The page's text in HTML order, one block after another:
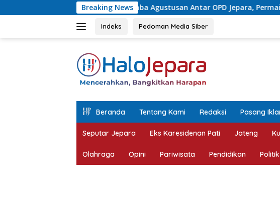
ke
Breaking News
Juara Lomba Agustusan Antar OPD Jepara, Permainan Tradisional Jadi
Indeks Pedoman Media Siber
Beranda Tentang Kami Redaksi Pasang
Seputar Jepara Eks Karesidenan Pati Jateng
Olahraga Opini Pariwisata Pendidikan Politik